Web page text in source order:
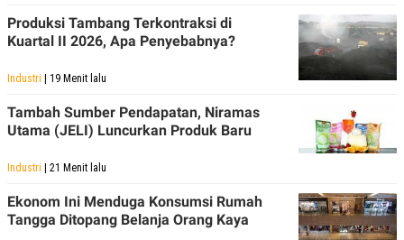
Produksi Tambang Terkontraksi di
Kuartal II 2026, Apa Penyebabnya?
Industri | 19 Menit lalu
Tambah Sumber Pendapatan, Niramas
Utama (JELI) Luncurkan Produk Baru
Industri | 21 Menit lalu
Ekonom Ini Menduga Konsumsi Rumah
Tangga Ditopang Belanja Orang Kaya